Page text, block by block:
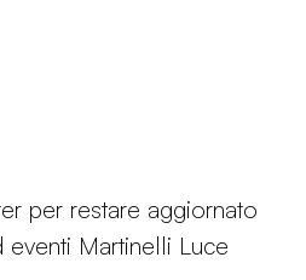
per restare aggiornato
Martinelli Luce